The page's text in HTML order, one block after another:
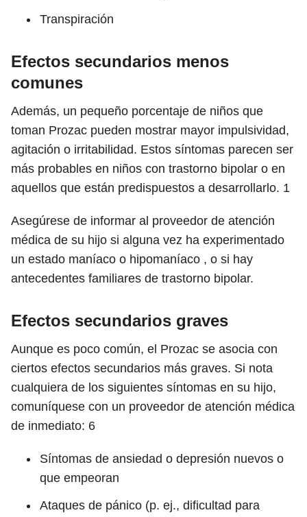
Transpiración
Efectos secundarios menos
comunes
Además, un pequeño porcentaje de niños que
toman Prozac pueden mostrar mayor impulsividad,
agitación o irritabilidad. Estos síntomas parecen ser
más probables en niños con trastorno bipolar o en
aquellos que están predispuestos a desarrollarlo. 1
Asegúrese de informar al proveedor de atención
médica de su hijo si alguna vez ha experimentado
un estado maníaco o hipomaníaco , o si hay
antecedentes familiares de trastorno bipolar.
Efectos secundarios graves
Aunque es poco común, el Prozac se asocia con
ciertos efectos secundarios más graves. Si nota
cualquiera de los siguientes síntomas en su hijo,
comuníquese con un proveedor de atención médica
de inmediato: 6
Síntomas de ansiedad o depresión nuevos o
que empeoran
Ataques de pánico (p. ej., dificultad para